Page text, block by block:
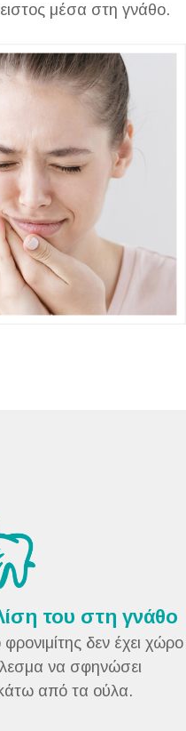
μέσα στη γνάθο.
του στη γνάθο
δεν έχει χώρο
να σφηνώσει
κάτω από τα ούλα.